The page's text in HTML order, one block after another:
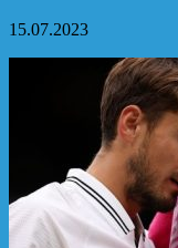
15.07.2023